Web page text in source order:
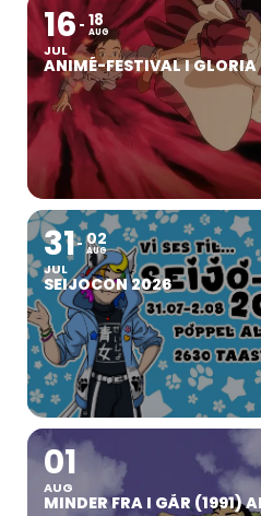
16
JUL
18
AUG
ANIMÉ-FESTIVAL I GLORIA
31
JUL
02
AUG
SEIJOCON 2026
01
AUG
MINDER FRA I GÅR (1991)